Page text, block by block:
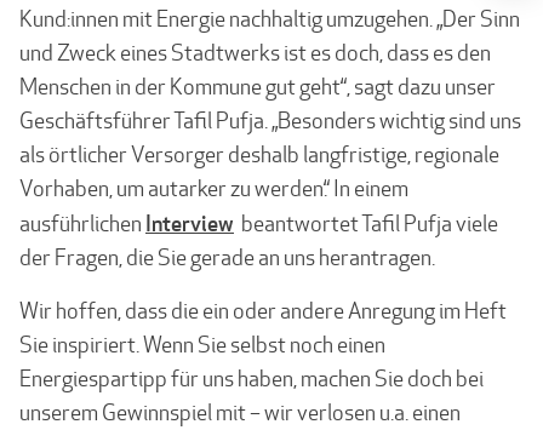
Kund:innen mit Energie nachhaltig umzugehen. „Der Sinn
und Zweck eines Stadtwerks ist es doch, dass es den
Menschen in der Kommune gut geht“, sagt dazu unser
Geschäftsführer Tafil Pufja. „Besonders wichtig sind uns
als örtlicher Versorger deshalb langfristige, regionale
Vorhaben, um autarker zu werden.“ In einem
ausführlichen Interview beantwortet Tafil Pufja viele
der Fragen, die Sie gerade an uns herantragen.
Wir hoffen, dass die ein oder andere Anregung im Heft
Sie inspiriert. Wenn Sie selbst noch einen
Energiespartipp für uns haben, machen Sie doch bei
unserem Gewinnspiel mit – wir verlosen u.a. einen